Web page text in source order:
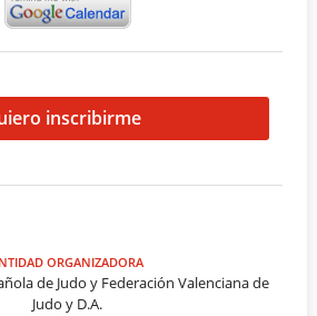
inscribirme
ORGANIZADORA
de Judo y Federación Valenciana de
Judo y D.A.